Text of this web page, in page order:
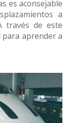
es aconsejable
a
través de este
aprender a